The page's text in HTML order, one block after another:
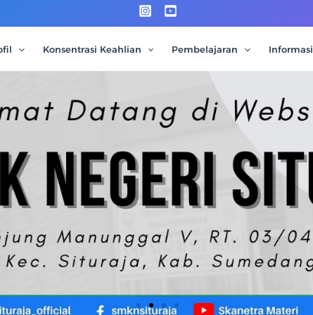
Konsentrasi Keahlian Pembelajaran Informasi